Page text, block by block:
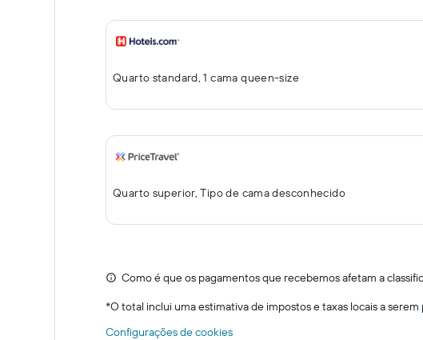
Quarto standard, 1 cama queen-size
Quarto superior, Tipo de cama desconhecido
Como é que os pagamentos que recebemos afetam a
*O total inclui uma estimativa de impostos e taxas locais a
Configurações de cookies